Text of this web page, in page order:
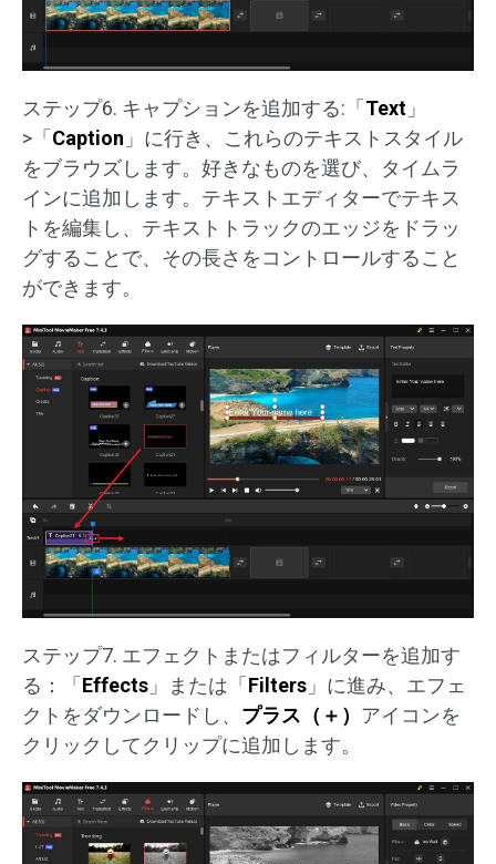
ステップ6. キャプションを追加する:「 Text 」
>「 Caption 」に行き、これらのテキストスタイル
をブラウズします。好きなものを選び、タイムラ
インに追加します。テキストエディターでテキス
トを編集し、テキストトラックのエッジをドラッ
グすることで、その長さをコントロールすること
ができます。
ステップ7. エフェクトまたはフィルターを追加す
る：「Effects 」または「Filters 」に進み、エフェ
クトをダウンロードし、 プラス（＋） アイコンを
クリックしてクリップに追加します。